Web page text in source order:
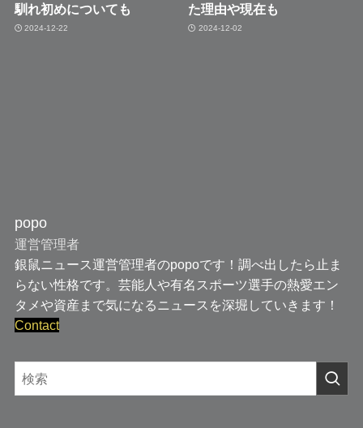
馴れ初めについても
2024-12-22
た理由や現在も
2024-12-02
popo
運営管理者
銀鼠ニュース運営管理者のpopoです！調べ出したら止ま
らない性格です。芸能人や有名スポーツ選手の熱愛エン
タメや資産まで気になるニュースを深堀していきます！
Contact